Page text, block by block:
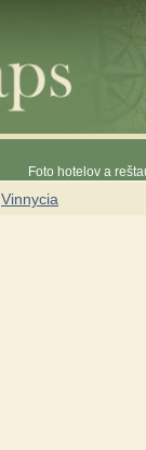
Foto hotelov a
Vinnycia